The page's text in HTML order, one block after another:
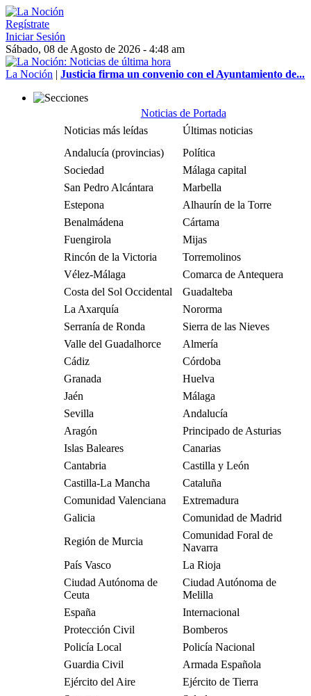
Regístrate
Iniciar Sesión
Sábado, 08 de Agosto de 2026 - 4:48 am
La Noción | Justicia firma un convenio con el Ayuntamiento de...
Noticias de Portada
Noticias más leídas
Últimas noticias
Andalucía (provincias)
Política
Sociedad
Málaga capital
San Pedro Alcántara
Marbella
Estepona
Alhaurín de la Torre
Benalmádena
Cártama
Fuengirola
Mijas
Rincón de la Victoria
Torremolinos
Vélez-Málaga
Comarca de Antequera
Costa del Sol Occidental
Guadalteba
La Axarquía
Nororma
Serranía de Ronda
Sierra de las Nieves
Valle del Guadalhorce
Almería
Cádiz
Córdoba
Granada
Huelva
Jaén
Málaga
Sevilla
Andalucía
Aragón
Principado de Asturias
Islas Baleares
Canarias
Cantabria
Castilla y León
Castilla-La Mancha
Cataluña
Comunidad Valenciana
Extremadura
Galicia
Comunidad de Madrid
Región de Murcia
Comunidad Foral de
Navarra
País Vasco
La Rioja
Ciudad Autónoma de
Ceuta
Ciudad Autónoma de
Melilla
España
Internacional
Protección Civil
Bomberos
Policía Local
Policía Nacional
Guardia Civil
Armada Española
Ejército del Aire
Ejército de Tierra